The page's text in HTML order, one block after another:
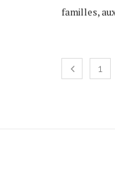
familles,
1